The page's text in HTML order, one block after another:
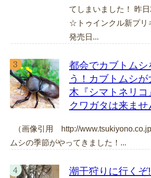
てしまいました！ 昨
☆トゥインクル新プリ
発売日...
都会でカブトムシ
う！カブトムシ
木『シマトネリ
クワガタは来ませ
（画像引用 http://
ムシの季節がやってきました！...
潮干狩りに行くぞ